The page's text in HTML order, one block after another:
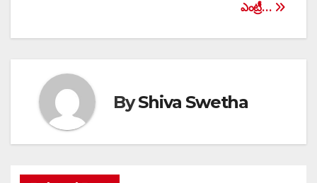
ఎంట్రీ…
ByShiva Swetha